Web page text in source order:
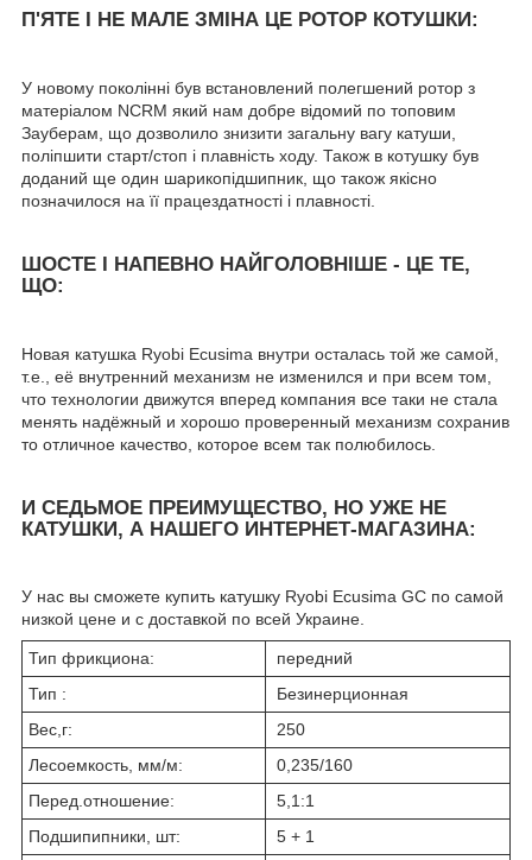
П'ЯТЕ І НЕ МАЛЕ ЗМІНА ЦЕ РОТОР КОТУШКИ:
У новому поколінні був встановлений полегшений ротор з
матеріалом NCRM який нам добре відомий по топовим
Зауберам, що дозволило знизити загальну вагу катуши,
поліпшити старт/стоп і плавність ходу. Також в котушку був
доданий ще один шарикопідшипник, що також якісно
позначилося на її працездатності і плавності.
ШОСТЕ І НАПЕВНО НАЙГОЛОВНІШЕ - ЦЕ ТЕ,
ЩО:
Новая катушка Ryobi Ecusima внутри осталась той же самой,
т.е., её внутренний механизм не изменился и при всем том,
что технологии движутся вперед компания все таки не стала
менять надёжный и хорошо проверенный механизм сохранив
то отличное качество, которое всем так полюбилось.
И СЕДЬМОЕ ПРЕИМУЩЕСТВО, НО УЖЕ НЕ
КАТУШКИ, А НАШЕГО ИНТЕРНЕТ-МАГАЗИНА:
У нас вы сможете купить катушку Ryobi Ecusima GC по самой
низкой цене и с доставкой по всей Украине.
Тип фрикциона:
передний
Тип :
Безинерционная
Вес,г:
250
Лесоемкость, мм/м:
0,235/160
Перед.отношение:
5,1:1
Подшипипники, шт:
5 + 1